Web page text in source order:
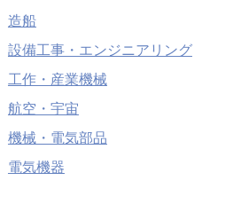
造船
設備工事・エンジニアリング
工作・産業機械
航空・宇宙
機械・電気部品
電気機器